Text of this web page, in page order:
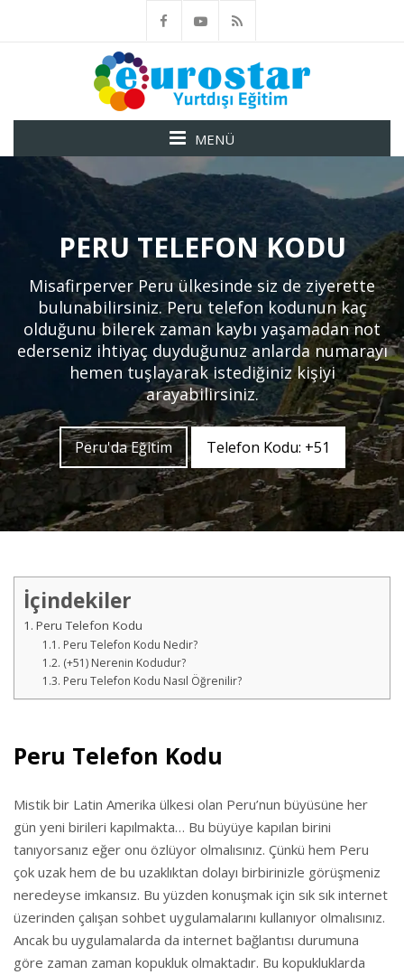
MENÜ
PERU TELEFON KODU
Misafirperver Peru ülkesinde siz de ziyerette
bulunabilirsiniz. Peru telefon kodunun kaç
olduğunu bilerek zaman kaybı yaşamadan not
ederseniz ihtiyaç duyduğunuz anlarda numarayı
hemen tuşlayarak istediğiniz kişiyi
arayabilirsiniz.
Peru'da Eğitim Telefon Kodu: +51
İçindekiler
Peru Telefon Kodu
Peru Telefon Kodu Nedir?
(+51) Nerenin Kodudur?
Peru Telefon Kodu Nasıl Öğrenilir?
Peru Telefon Kodu
Mistik bir Latin Amerika ülkesi olan Peru’nun büyüsüne her
gün yeni birileri kapılmakta… Bu büyüye kapılan birini
tanıyorsanız eğer onu özlüyor olmalısınız. Çünkü hem Peru
çok uzak hem de bu uzaklıktan dolayı birbirinizle görüşmeniz
neredeyse imkansız. Bu yüzden konuşmak için sık sık internet
üzerinden çalışan sohbet uygulamalarını kullanıyor olmalısınız.
Ancak bu uygulamalarda da internet bağlantısı durumuna
göre zaman zaman kopukluk olmaktadır. Bu kopukluklarda